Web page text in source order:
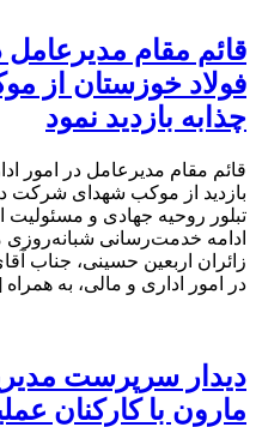
قائم مقام مدیرعامل
فولاد خوزستان از
چذابه بازدید نمود
قائم مقام مدیرعامل در امور
بازدید از موکب شهدای شرکت
تبلور روحیه جهادی و
ادامه خدمت‌رسانی
زائران اربعین حسینی، جناب
در امور اداری و مالی، به
دیدار سرپرست
مارون با کارکنان